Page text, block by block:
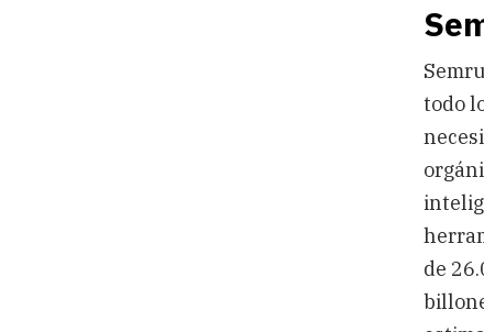
todo
de